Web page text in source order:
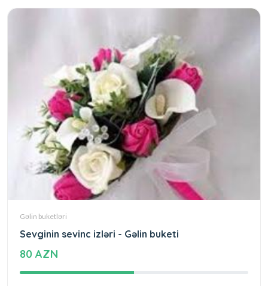
Gəlin buketləri
Sevginin sevinc izləri - Gəlin buketi
80 AZN